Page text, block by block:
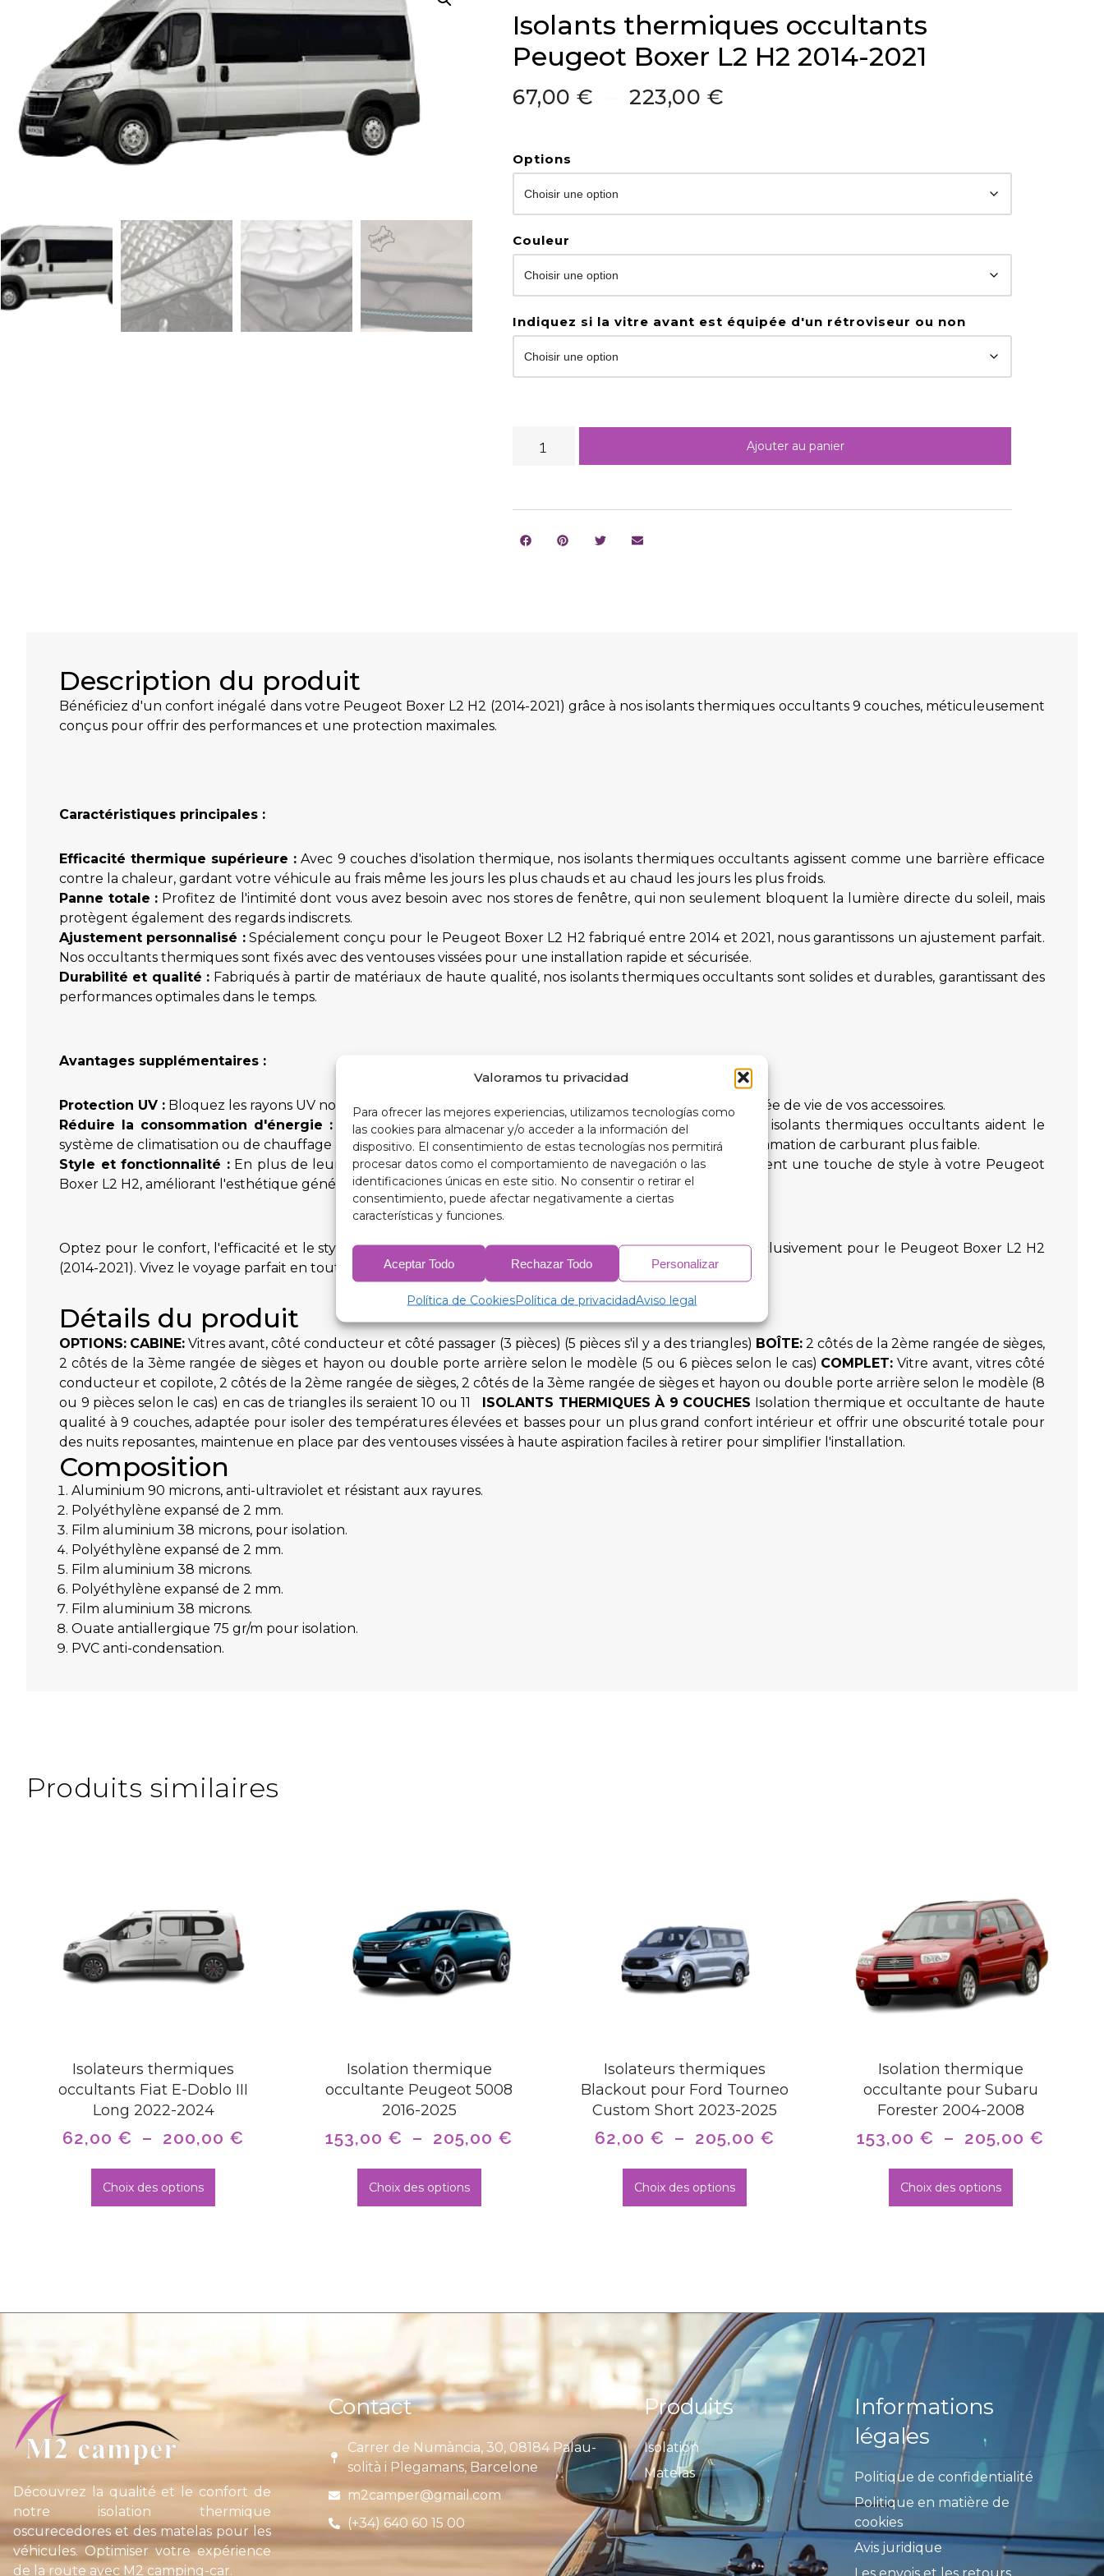
Valoramos tu privacidad
Para ofrecer las mejores experiencias, utilizamos tecnologías como
las cookies para almacenar y/o acceder a la información del
dispositivo. El consentimiento de estas tecnologías nos permitirá
procesar datos como el comportamiento de navegación o las
identificaciones únicas en este sitio. No consentir o retirar el
consentimiento, puede afectar negativamente a ciertas
características y funciones.
Aceptar Todo Rechazar Todo Personalizar
Política de CookiesPolítica de privacidadAviso legal
Isolants thermiques occultants
Peugeot Boxer L2 H2 2014-2021
67,00 € 223,00 €
Options
Couleur
Indiquez si la vitre avant est équipée d'un rétroviseur ou non
Ajouter au panier
Description du produit
Bénéficiez d'un confort inégalé dans votre Peugeot Boxer L2 H2 (2014-2021) grâce à nos isolants thermiques occultants 9 couches, méticuleusement
conçus pour offrir des performances et une protection maximales.
Caractéristiques principales :
Efficacité thermique supérieure : Avec 9 couches d'isolation thermique, nos isolants thermiques occultants agissent comme une barrière efficace
contre la chaleur, gardant votre véhicule au frais même les jours les plus chauds et au chaud les jours les plus froids.
Panne totale : Profitez de l'intimité dont vous avez besoin avec nos stores de fenêtre, qui non seulement bloquent la lumière directe du soleil, mais
protègent également des regards indiscrets.
Ajustement personnalisé :Spécialement conçu pour le Peugeot Boxer L2 H2 fabriqué entre 2014 et 2021, nous garantissons un ajustement parfait.
Nos occultants thermiques sont fixés avec des ventouses vissées pour une installation rapide et sécurisée.
Durabilité et qualité : Fabriqués à partir de matériaux de haute qualité, nos isolants thermiques occultants sont solides et durables, garantissant des
performances optimales dans le temps.
Avantages supplémentaires :
Protection UV : Bloquez les rayons UV nocifs pour protéger l'intérieur de votre voiture et prolonger la durée de vie de vos accessoires.
Réduire la consommation d'énergie : En maintenant une température intérieure plus optimale, vos isolants thermiques occultants aident le
système de climatisation ou de chauffage à fonctionner plus efficacement, ce qui se traduit par une consommation de carburant plus faible.
Style et fonctionnalité :En plus de leurs avantages pratiques, nos isolants thermiques occultants ajoutent une touche de style à votre Peugeot
Boxer L2 H2, améliorant l'esthétique générale du véhicule.
Optez pour le confort, l'efficacité et le style avec nos isolants thermiques occultants 9 couches conçus exclusivement pour le Peugeot Boxer L2 H2
(2014-2021). Vivez le voyage parfait en toute saison.
Détails du produit
OPTIONS: CABINE: Vitres avant, côté conducteur et côté passager (3 pièces) (5 pièces s'il y a des triangles) BOÎTE:2 côtés de la 2ème rangée de sièges,
2 côtés de la 3ème rangée de sièges et hayon ou double porte arrière selon le modèle (5 ou 6 pièces selon le cas) COMPLET: Vitre avant, vitres côté
conducteur et copilote, 2 côtés de la 2ème rangée de sièges, 2 côtés de la 3ème rangée de sièges et hayon ou double porte arrière selon le modèle (8
ou 9 pièces selon le cas) en cas de triangles ils seraient 10 ou 11 ISOLANTS THERMIQUES À 9 COUCHES Isolation thermique et occultante de haute
qualité à 9 couches, adaptée pour isoler des températures élevées et basses pour un plus grand confort intérieur et offrir une obscurité totale pour
des nuits reposantes, maintenue en place par des ventouses vissées à haute aspiration faciles à retirer pour simplifier l'installation.
Composition
Aluminium 90 microns, anti-ultraviolet et résistant aux rayures.
Polyéthylène expansé de 2 mm.
Film aluminium 38 microns, pour isolation.
Polyéthylène expansé de 2 mm.
Film aluminium 38 microns.
Polyéthylène expansé de 2 mm.
Film aluminium 38 microns.
Ouate antiallergique 75 gr/m pour isolation.
PVC anti-condensation.
Produits similaires
Isolateurs thermiques
occultants Fiat E-Doblo III
Long 2022-2024
62,00 € – 200,00 €
Choix des options
Isolation thermique
occultante Peugeot 5008
2016-2025
153,00 € – 205,00 €
Choix des options
Isolateurs thermiques
Blackout pour Ford Tourneo
Custom Short 2023-2025
62,00 € – 205,00 €
Choix des options
Isolation thermique
occultante pour Subaru
Forester 2004-2008
153,00 € – 205,00 €
Choix des options
Découvrez la qualité et le confort de
notre isolation thermique
oscurecedores et des matelas pour les
véhicules. Optimiser votre expérience
de la route avec M2 camping-car.
Contact
Carrer de Numància, 30, 08184 Palau-
solità i Plegamans, Barcelone
m2camper@gmail.com
(+34) 640 60 15 00
Produits
Isolation
Matelas
Informations
légales
Politique de confidentialité
Politique en matière de
cookies
Avis juridique